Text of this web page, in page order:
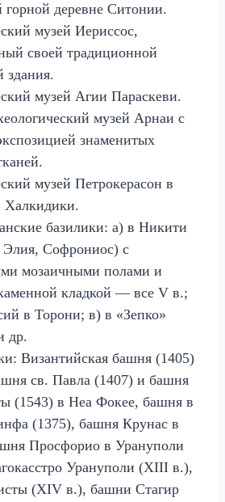
горной деревне Ситонии.
музей Иериссос,
своей традиционной
здания.
музей Агии Параскеви.
музей Арнаи с
знаменитых
музей Петрокерасон в
Халкидики.
базилики: а) в Никити
Элия, Софрониос) с
мозаичными полами и
кладкой — все V в.;
в Торони; в) в «Зепко»
др.
Византийская башня (1405)
св. Павла (1407) и башня
(1543) в Неа Фокее, башня в
(1375), башня Крунас в
Просфорио в Урануполи
Урануполи (XIII в.),
(XIV в.), башни Стагир